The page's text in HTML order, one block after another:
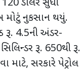
120ડૉલર સુધી
નુકસાન થયું.
રૂ. 4.5ની અંડર-
રૂ. 650થી રૂ.
માટે, સરકારે પેટ્રોલ